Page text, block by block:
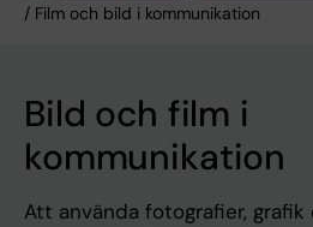
Breadcrumb
/ Film och bild i kommunikation
Bild och film i
kommunikation
Att använda fotografier,